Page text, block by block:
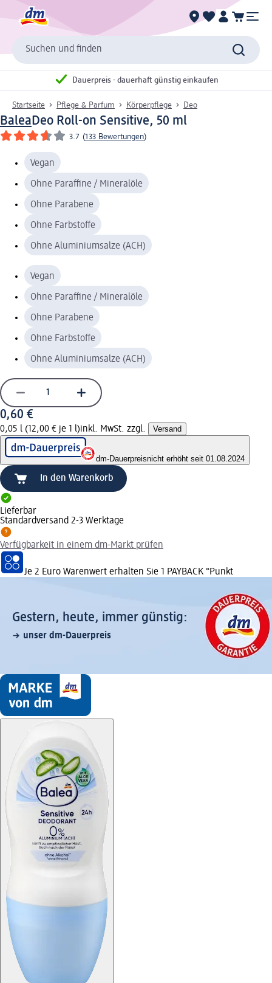
Suchen und finden
Dauerpreis - dauerhaft günstig einkaufen
Startseite Pflege & Parfum Körperpflege Deo
BaleaDeo Roll-on Sensitive, 50 ml
3.7 (133 Bewertungen)
Vegan
Ohne Paraffine / Mineralöle
Ohne Parabene
Ohne Farbstoffe
Ohne Aluminiumsalze (ACH)
Vegan
Ohne Paraffine / Mineralöle
Ohne Parabene
Ohne Farbstoffe
Ohne Aluminiumsalze (ACH)
0,60 €
0,05 l (12,00 € je 1 l)inkl. MwSt. zzgl. Versand
dm-Dauerpreisnicht erhöht seit 01.08.2024
In den Warenkorb
Lieferbar
Standardversand 2-3 Werktage
Verfügbarkeit in einem dm-Markt prüfen
Je 2 Euro Warenwert erhalten Sie 1 PAYBACK °Punkt
Gestern, heute, immer günstig:
unser dm-Dauerpreis